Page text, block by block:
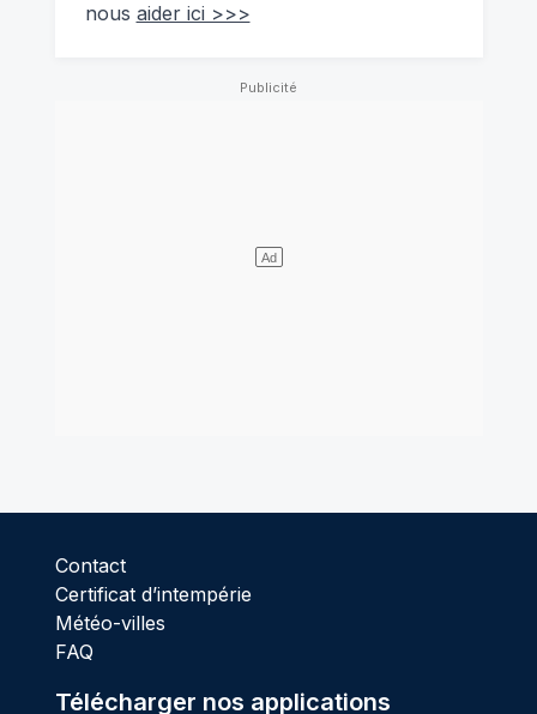
nous aider ici >>>
Contact
Certificat d’intempérie
Météo-villes
FAQ
Télécharger nos applications